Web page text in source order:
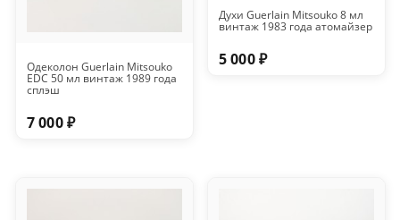
Одеколон Guerlain Mitsouko
EDC 50 мл винтаж 1989 года
сплэш
7 000 ₽
Духи Guerlain Mitsouko 8 мл
винтаж 1983 года атомайзер
5 000 ₽